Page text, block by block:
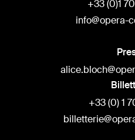
+33 (0)1
info@opera-
+33 (0) 1